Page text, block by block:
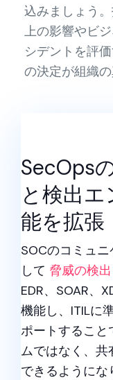
込みましょう
上の影響やビ
シデントを評
の決定が組織
SecOps
と検出
能を拡張
SOCのコミュ
して 脅威の検
EDR、SOAR、
機能し、ITILに
ポートすること
ムではなく、
できるようにな